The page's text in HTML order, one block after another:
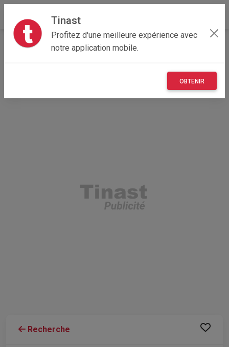
Tinast
Profitez d'une meilleure expérience avec
notre application mobile.
OBTENIR
Accueil Multimedia
Provence-Alpes-Côte d'Azur
Recherche